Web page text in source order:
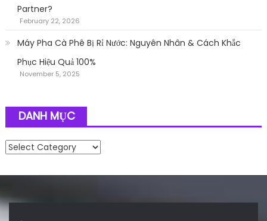
Partner?
February 22, 2026
Máy Pha Cà Phê Bị Rỉ Nước: Nguyên Nhân & Cách Khắc
Phục Hiệu Quả 100%
November 5, 2025
DANH MỤC
Danh mục